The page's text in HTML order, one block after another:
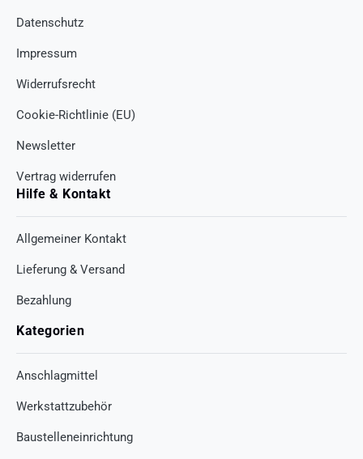
Datenschutz
Impressum
Widerrufsrecht
Cookie-Richtlinie (EU)
Newsletter
Vertrag widerrufen
Hilfe & Kontakt
Allgemeiner Kontakt
Lieferung & Versand
Bezahlung
Kategorien
Anschlagmittel
Werkstattzubehör
Baustelleneinrichtung